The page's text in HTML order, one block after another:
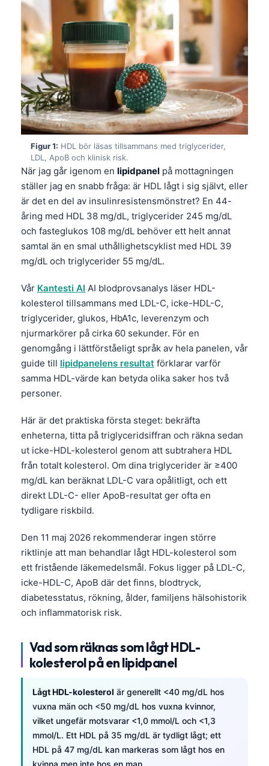
Figur 1: HDL bör läsas tillsammans med triglycerider,
LDL, ApoB och klinisk risk.
När jag går igenom en lipidpanel på mottagningen
ställer jag en snabb fråga: är HDL lågt i sig självt, eller
är det en del av insulinresistensmönstret? En 44-
åring med HDL 38 mg/dL, triglycerider 245 mg/dL
och fasteglukos 108 mg/dL behöver ett helt annat
samtal än en smal uthållighetscyklist med HDL 39
mg/dL och triglycerider 55 mg/dL.
Vår Kantesti AI AI blodprovsanalys läser HDL-
kolesterol tillsammans med LDL-C, icke-HDL-C,
triglycerider, glukos, HbA1c, leverenzym och
njurmarkörer på cirka 60 sekunder. För en
genomgång i lättförståeligt språk av hela panelen, vår
guide till lipidpanelens resultat förklarar varför
samma HDL-värde kan betyda olika saker hos två
personer.
Här är det praktiska första steget: bekräfta
enheterna, titta på triglyceridsiffran och räkna sedan
ut icke-HDL-kolesterol genom att subtrahera HDL
från totalt kolesterol. Om dina triglycerider är ≥400
mg/dL kan beräknat LDL-C vara opålitligt, och ett
direkt LDL-C- eller ApoB-resultat ger ofta en
tydligare riskbild.
Den 11 maj 2026 rekommenderar ingen större
riktlinje att man behandlar lågt HDL-kolesterol som
ett fristående läkemedelsmål. Fokus ligger på LDL-C,
icke-HDL-C, ApoB där det finns, blodtryck,
diabetesstatus, rökning, ålder, familjens hälsohistorik
och inflammatorisk risk.
Vad som räknas som lågt HDL-
kolesterol på en lipidpanel
Lågt HDL-kolesterol är generellt <40 mg/dL hos
vuxna män och <50 mg/dL hos vuxna kvinnor,
vilket ungefär motsvarar <1,0 mmol/L och <1,3
mmol/L. Ett HDL på 35 mg/dL är tydligt lågt; ett
HDL på 47 mg/dL kan markeras som lågt hos en
kvinna men inte hos en man.